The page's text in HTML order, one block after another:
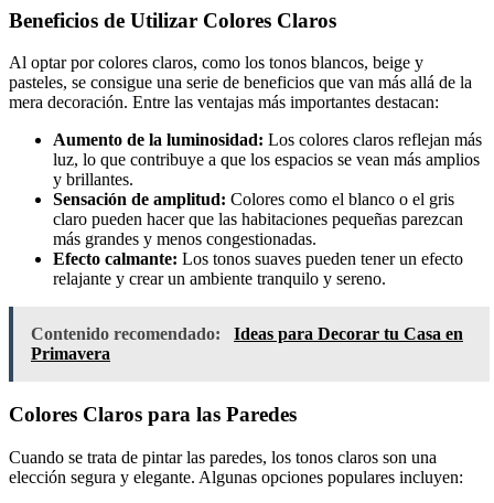
Beneficios de Utilizar Colores Claros
Al optar por colores claros, como los tonos blancos, beige y
pasteles, se consigue una serie de beneficios que van más allá de la
mera decoración. Entre las ventajas más importantes destacan:
Aumento de la luminosidad: Los colores claros reflejan más
luz, lo que contribuye a que los espacios se vean más amplios
y brillantes.
Sensación de amplitud: Colores como el blanco o el gris
claro pueden hacer que las habitaciones pequeñas parezcan
más grandes y menos congestionadas.
Efecto calmante: Los tonos suaves pueden tener un efecto
relajante y crear un ambiente tranquilo y sereno.
Contenido recomendado:
Ideas para Decorar tu Casa en
Primavera
Colores Claros para las Paredes
Cuando se trata de pintar las paredes, los tonos claros son una
elección segura y elegante. Algunas opciones populares incluyen: